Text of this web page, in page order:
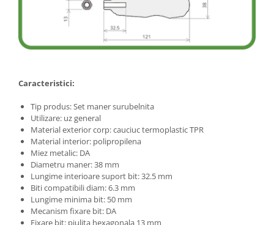
Caracteristici:
Tip produs: Set maner surubelnita
Utilizare: uz general
Material exterior corp: cauciuc termoplastic TPR
Material interior: polipropilena
Miez metalic: DA
Diametru maner: 38 mm
Lungime interioare suport bit: 32.5 mm
Biti compatibili diam: 6.3 mm
Lungime minima bit: 50 mm
Mecanism fixare bit: DA